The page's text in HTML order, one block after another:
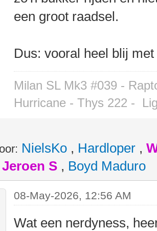
een groot raadsel.
Dus: vooral heel blij
Milan SL Mk3 #039 -
Hurricane - Thys 222 -
NielsKo , Hardloper ,
Jeroen S , Boyd Maduro
08-May-2026, 12:56 AM
Wat een nerdyness,